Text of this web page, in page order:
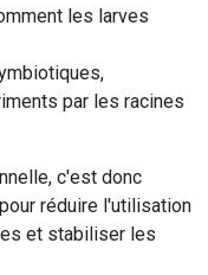
les larves
par les racines
c'est donc
réduire l'utilisation
et stabiliser les